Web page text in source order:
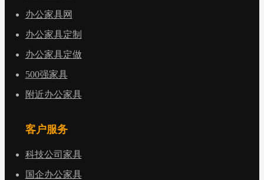
办公家具网
办公家具定制
办公家具定做
500强家具
附近办公家具
客户服务
科技公司家具
国企办公家具